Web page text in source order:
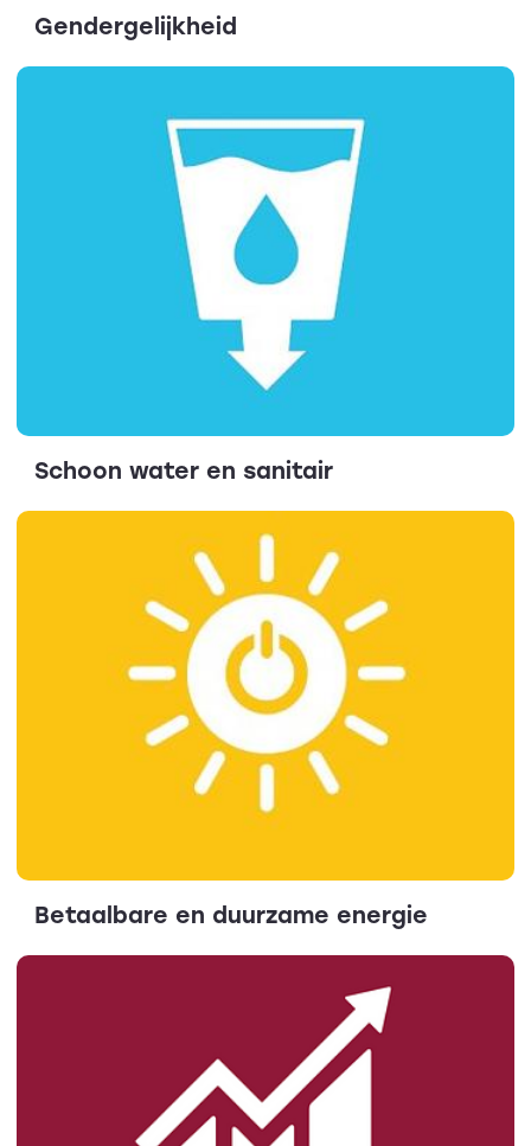
Gendergelijkheid
Schoon water en sanitair
Betaalbare en duurzame energie